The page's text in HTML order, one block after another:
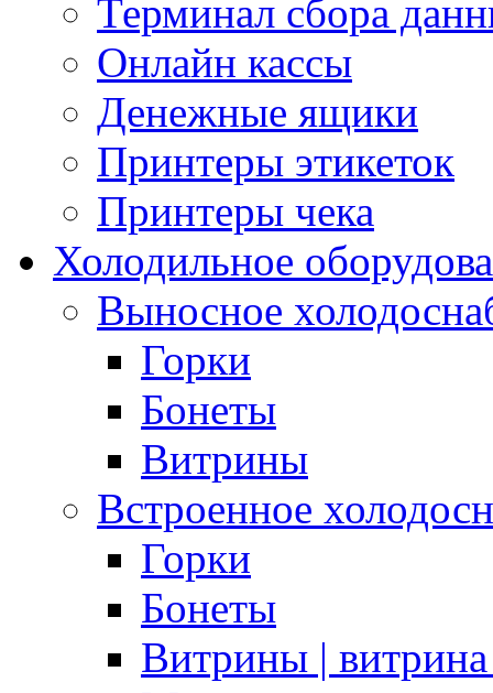
Терминал сбора
Онлайн кассы
Денежные ящики
Принтеры этикеток
Принтеры чека
Холодильное
Выносное
Горки
Бонеты
Витрины
Встроенное
Горки
Бонеты
Витрины | витрина